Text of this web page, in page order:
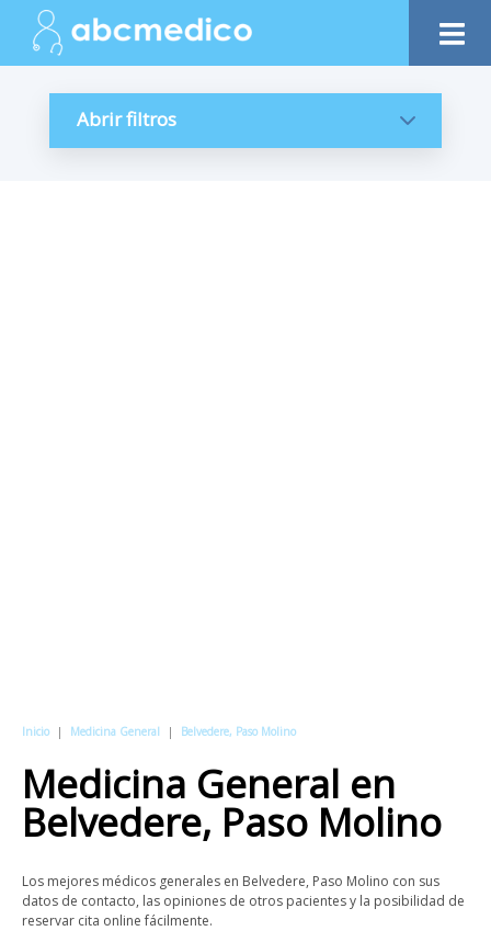
Abrir filtros
Inicio | Medicina General | Belvedere, Paso Molino
Medicina General en
Belvedere, Paso Molino
Los mejores médicos generales en Belvedere, Paso Molino con sus
datos de contacto, las opiniones de otros pacientes y la posibilidad de
reservar cita online fácilmente.